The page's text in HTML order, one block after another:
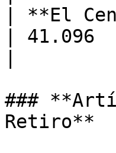
| **El
|
###
Retiro**